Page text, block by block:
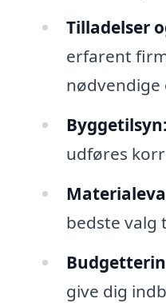
Tilladelser
erfarent
nødvendige
Byggetilsyn:
udføres
bedste valg
give dig